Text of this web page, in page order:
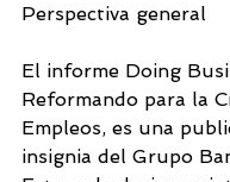
Perspectiva general
El informe Doing
Reformando para la
Empleos, es una
insignia del Grupo